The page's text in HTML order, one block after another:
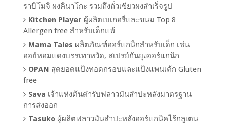
ราบิโมจิ ผงคินาโกะ รวมถึงถั่วเขียวผงสำเร็จรูป
Kitchen Player ผู้ผลิตเบเกอรี่และขนม Top 8
Allergen free สำหรับเด็กแพ้
Mama Tales ผลิตภัณฑ์ออร์แกนิกสำหรับเด็ก เช่น
ออย์หอมแดงบรรเทาหวัด, สเปรย์กันยุงออร์แกนิก
OPAN สุดยอดแป้งทอดกรอบและแป้งแพนเค้ก Gluten
free
Sava เจ้าแห่งต้นตำรับฟลาวมันสำปะหลังมาตรฐาน
การส่งออก
Tasuko ผู้ผลิตฟลาวมันสำปะหลังออร์แกนิคไร้กลูเตน